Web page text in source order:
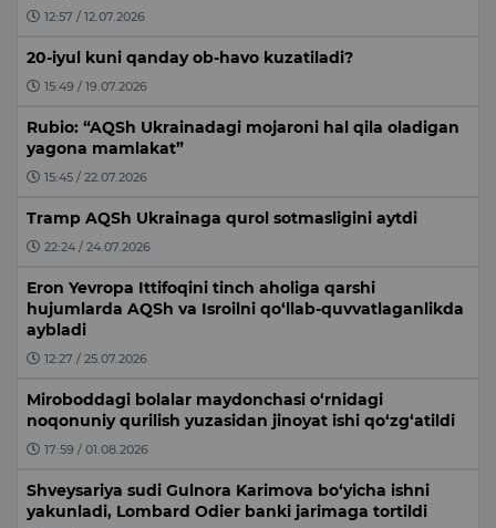
12:57 / 12.07.2026
20-iyul kuni qanday ob-havo kuzatiladi?
15:49 / 19.07.2026
Rubio: “AQSh Ukrainadagi mojaroni hal qila oladigan
yagona mamlakat”
15:45 / 22.07.2026
Tramp AQSh Ukrainaga qurol sotmasligini aytdi
22:24 / 24.07.2026
Eron Yevropa Ittifoqini tinch aholiga qarshi
hujumlarda AQSh va Isroilni qo‘llab-quvvatlaganlikda
aybladi
12:27 / 25.07.2026
Miroboddagi bolalar maydonchasi o‘rnidagi
noqonuniy qurilish yuzasidan jinoyat ishi qo‘zg‘atildi
17:59 / 01.08.2026
Shveysariya sudi Gulnora Karimova bo‘yicha ishni
yakunladi, Lombard Odier banki jarimaga tortildi